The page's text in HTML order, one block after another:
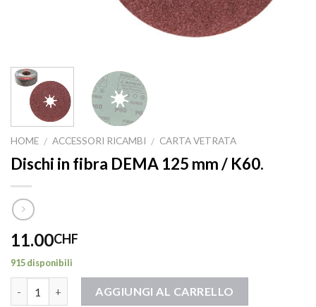
HOME / ACCESSORI RICAMBI / CARTA VETRATA
Dischi in fibra DEMA 125 mm / K60.
11.00CHF
915 disponibili
AGGIUNGI AL CARRELLO